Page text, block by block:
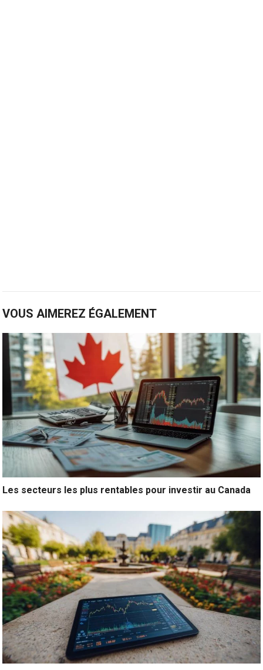
VOUS AIMEREZ ÉGALEMENT
Les secteurs les plus rentables pour investir au Canada